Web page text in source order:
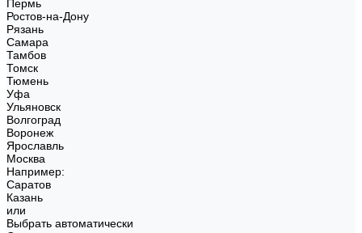
Пермь
Ростов-на-Дону
Рязань
Самара
Тамбов
Томск
Тюмень
Уфа
Ульяновск
Волгоград
Воронеж
Ярославль
Москва
Например:
Саратов
Казань
или
Выбрать автоматически